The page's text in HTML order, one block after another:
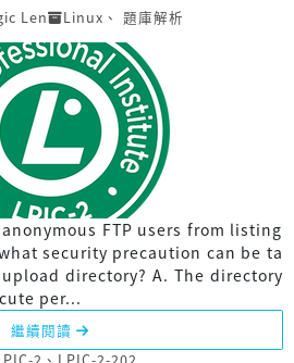
Len Linux 、 題庫解析
FTP users from listing
security precaution can be ta
directory? A. The directory
per...
繼續閱讀